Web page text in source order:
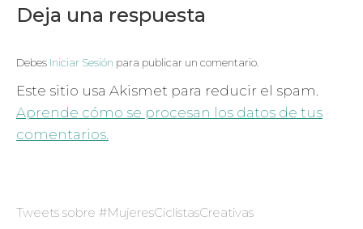
álbumes
Deja una respuesta
Debes Iniciar Sesión para publicar un comentario.
Este sitio usa Akismet para reducir el spam.
Aprende cómo se procesan los datos de tus
comentarios.
Tweets sobre #MujeresCiclistasCreativas